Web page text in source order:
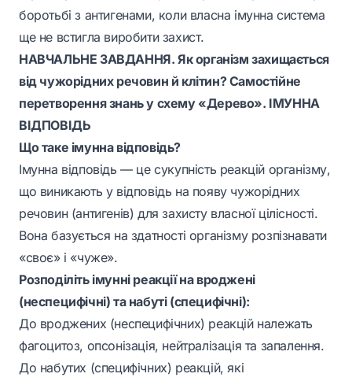
боротьбі з антигенами, коли власна імунна система
ще не встигла виробити захист.
НАВЧАЛЬНЕ ЗАВДАННЯ. Як організм захищається
від чужорідних речовин й клітин? Самостійне
перетворення знань у схему «Дерево». ІМУННА
ВІДПОВІДЬ
Що таке імунна відповідь?
Імунна відповідь — це сукупність реакцій організму,
що виникають у відповідь на появу чужорідних
речовин (антигенів) для захисту власної цілісності.
Вона базується на здатності організму розпізнавати
«своє» і «чуже».
Розподіліть імунні реакції на вроджені
(неспецифічні) та набуті (специфічні):
До вроджених (неспецифічних) реакцій належать
фагоцитоз, опсонізація, нейтралізація та запалення.
До набутих (специфічних) реакцій, які